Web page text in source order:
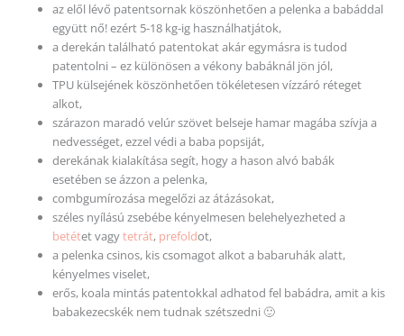
az elől lévő patentsornak köszönhetően a pelenka a babáddal
együtt nő! ezért 5-18 kg-ig használhatjátok,
a derekán található patentokat akár egymásra is tudod
patentolni – ez különösen a vékony babáknál jön jól,
TPU külsejének köszönhetően tökéletesen vízzáró réteget
alkot,
szárazon maradó velúr szövet belseje hamar magába szívja a
nedvességet, ezzel védi a baba popsiját,
derekának kialakítása segít, hogy a hason alvó babák
esetében se ázzon a pelenka,
combgumírozása megelőzi az átázásokat,
széles nyílású zsebébe kényelmesen belehelyezheted a
betétet vagytetrát, prefoldot,
a pelenka csinos, kis csomagot alkot a babaruhák alatt,
kényelmes viselet,
erős, koala mintás patentokkal adhatod fel babádra, amit a kis
babakezecskék nem tudnak szétszedni 🙂